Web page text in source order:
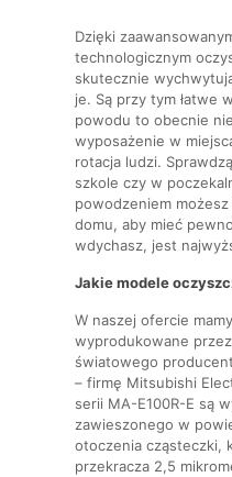
Dzięki
technologicznym
skutecznie
je. Są przy tym łatwe
powodu to obecnie
wyposażenie w
rotacja ludzi.
szkole czy w
powodzeniem
domu, aby mieć
wdychasz, jest
Jakie modele
W naszej ofercie
wyprodukowane
światowego
– firmę Mitsubishi
serii MA-E100R-E są
zawieszonego w
otoczenia cząsteczki,
przekracza 2,5